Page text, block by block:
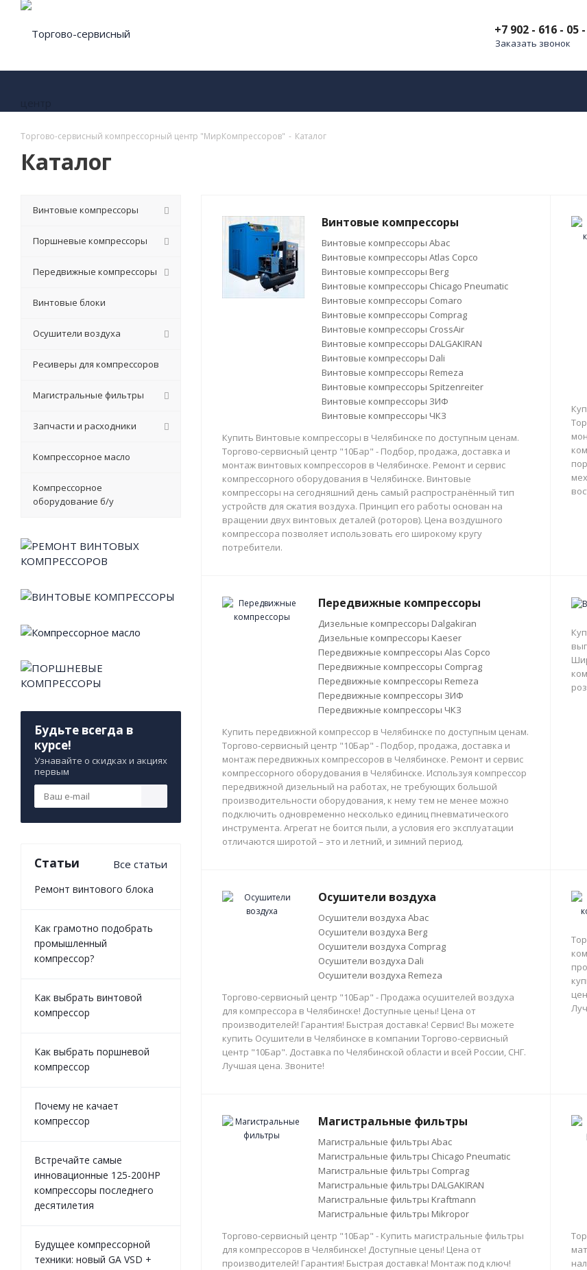
+7 902 - 616 - 05
Заказать звонок
Торгово-сервисный компрессорный центр "МирКомпрессоров" - Каталог
Каталог
Винтовые компрессоры
Винтовые компрессоры Abac
Винтовые компрессоры Atlas Copco
Винтовые компрессоры Berg
Винтовые компрессоры Chicago Pneumatic
Винтовые компрессоры Comaro
Винтовые компрессоры Comprag
Винтовые компрессоры CrossAir
Винтовые компрессоры DALGAKIRAN
Винтовые компрессоры Dali
Винтовые компрессоры Remeza
Винтовые компрессоры Spitzenreiter
Винтовые компрессоры ЗИФ
Винтовые компрессоры ЧКЗ
Купить Винтовые компрессоры в Челябинске по доступным ценам.
Торгово-сервисный центр "10Бар" - Подбор, продажа, доставка и
монтаж винтовых компрессоров в Челябинске. Ремонт и сервис
компрессорного оборудования в Челябинске. Винтовые
компрессоры на сегодняшний день самый распространённый тип
устройств для сжатия воздуха. Принцип его работы основан на
вращении двух винтовых деталей (роторов). Цена воздушного
компрессора позволяет использовать его широкому кругу
потребители.
Передвижные компрессоры
Дизельные компрессоры Dalgakiran
Дизельные компрессоры Kaeser
Передвижные компрессоры Alas Copco
Передвижные компрессоры Comprag
Передвижные компрессоры Remeza
Передвижные компрессоры ЗИФ
Передвижные компрессоры ЧКЗ
Купить передвижной компрессор в Челябинске по доступным ценам.
Торгово-сервисный центр "10Бар" - Подбор, продажа, доставка и
монтаж передвижных компрессоров в Челябинске. Ремонт и сервис
компрессорного оборудования в Челябинске. Используя компрессор
передвижной дизельный на работах, не требующих большой
производительности оборудования, к нему тем не менее можно
подключить одновременно несколько единиц пневматического
инструмента. Агрегат не боится пыли, а условия его эксплуатации
отличаются широтой – это и летний, и зимний период.
Осушители воздуха
Осушители воздуха Abac
Осушители воздуха Berg
Осушители воздуха Comprag
Осушители воздуха Dali
Осушители воздуха Remeza
Торгово-сервисный центр "10Бар" - Продажа осушителей воздуха
для компрессора в Челябинске! Доступные цены! Цена от
производителей! Гарантия! Быстрая доставка! Сервис! Вы можете
купить Осушители в Челябинске в компании Торгово-сервисный
центр "10Бар". Доставка по Челябинской области и всей России, СНГ.
Лучшая цена. Звоните!
Магистральные фильтры
Магистральные фильтры Abac
Магистральные фильтры Chicago Pneumatic
Магистральные фильтры Comprag
Магистральные фильтры DALGAKIRAN
Магистральные фильтры Kraftmann
Магистральные фильтры Mikropor
Торгово-сервисный центр "10Бар" - Купить магистральные фильтры
для компрессоров в Челябинске! Доступные цены! Цена от
производителей! Гарантия! Быстрая доставка! Монтаж под ключ!
Винтовые компрессоры
Поршневые компрессоры
Передвижные компрессоры
Винтовые блоки
Осушители воздуха
Ресиверы для компрессоров
Магистральные фильтры
Запчасти и расходники
Компрессорное масло
Компрессорное
оборудование б/у
Будьте всегда в
курсе!
Узнавайте о скидках и акциях
первым
Статьи Все статьи
Ремонт винтового блока
Как грамотно подобрать
промышленный
компрессор?
Как выбрать винтовой
компрессор
Как выбрать поршневой
компрессор
Почему не качает
компрессор
Встречайте самые
инновационные 125-200HP
компрессоры последнего
десятилетия
Будущее компрессорной
техники: новый GA VSD +